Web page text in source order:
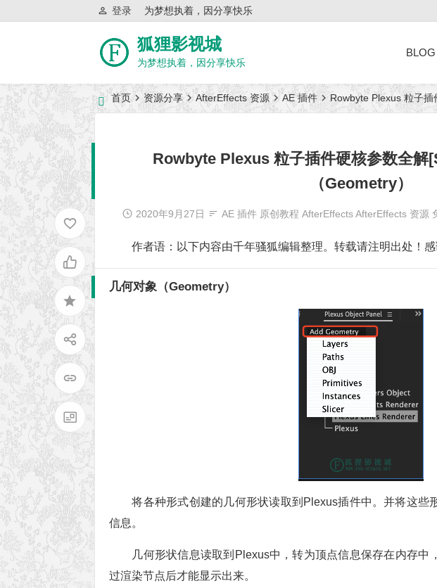
为梦想执着，因分享快乐
登录
狐狸影视城
为梦想执着，因分享快乐
BLOG
首页 资源分享 AfterEffects 资源 AE 插件 Rowbyte Plexus 粒子
Rowbyte Plexus 粒子插件硬核参数全解
（Geometry）
2020年9月27日 AE 插件 原创教程 AfterEffectsAfterEffects 资源
作者语：以下内容由千年骚狐编辑整理。转载请注明出处！感
几何对象（Geometry）
将各种形式创建的几何形状读取到Plexus插件中。并将这些
信息。
几何形状信息读取到Plexus中，转为顶点信息保存在内存中
过渲染节点后才能显示出来。